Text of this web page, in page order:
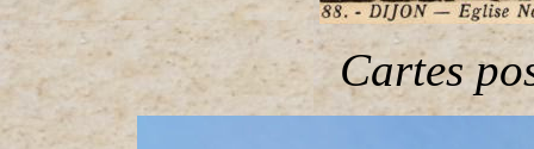
Cartes